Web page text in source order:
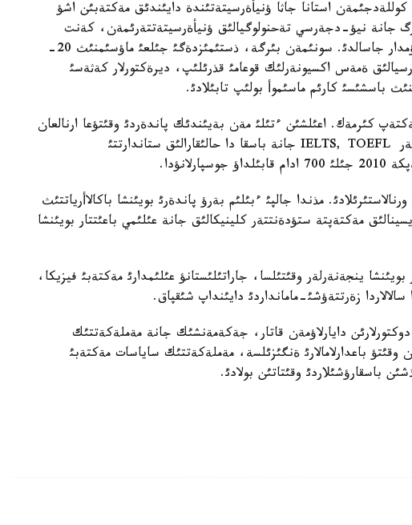
استانا جاثا ؤنيأةرسيتةتئندة دايئندئق مةكتةبئن اشؤ
جانة نيؤ-دجةرسي تةحنولوگيالئق ؤنيأةرسيتةتتةرئمةن، كةنت
مةملةكةتتئك ؤنيأةرسيتةتئمةن مةموراندؤمدار جاسالدئ. سونئمةن بئرگة، ذستئمئزدةگئ جئلعئ ماؤسئمنئث 20-
ةمةس اكسيونةرلئك قوعامئ قذرئلئپ، ديرةكتورلار كةثةسئ
باسشئسئ كارئم ماسئموأ بولئپ تابئلادئ.
جاثا ؤنيأةرسيتةتئنئث قذرامئنا 7 مةكتةپ كئرمةك. اعئلشئن ءتئلئ مةن بةيئندئك پاندةردئ وقئتؤعا ارنالعان
ءبئر جئلدئق دايارلئق مةكتةپ (ستؤدةنتتةر IELTS, TOEFL جانة باسقا دا حالئقارالئق ستاندارتتئ
مذندا جالپئ ءبئلئم بةرؤ پاندةرئ بويئنشا باكالاأرياتتئث
مةكتةپتة ستؤدةنتتةر كلينيكالئق جانة عئلئمي باعئتتار بويئنشا
ينجةنةرلةر وقئتئلسا، جاراتئلئستانؤ عئلئمدارئ مةكتةبئ فيزيكا،
زةرتتةؤشئ-مامانداردئ دايئنداپ شئقپاق.
بيزنةس مةكتةبئنة ماگيسترلةر مةن PhD دوكتورلارئن دايارلاؤمةن قاتار، جةكةمةنشئك جانة مةملةكةتتئك
باعدارلامالارئ ةنگئزئلسة، مةملةكةتتئك ساياسات مةكتةبئ
وقئتاتئن بولادئ.